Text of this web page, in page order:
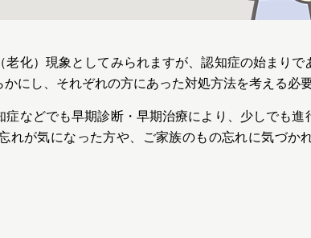
化）現象としてみられますが、認知症の始まり
にし、それぞれの方にあった対処方法を考える必
などでも早期診断・早期治療により、少しでも
れが気になった方や、ご家族のもの忘れに気づか